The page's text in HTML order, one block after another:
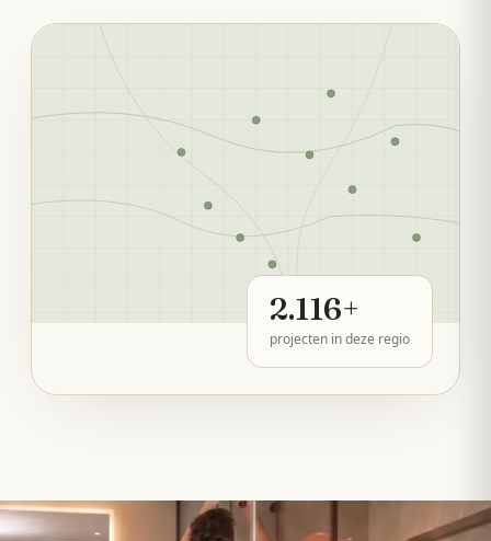
2.116+
projecten in deze regio